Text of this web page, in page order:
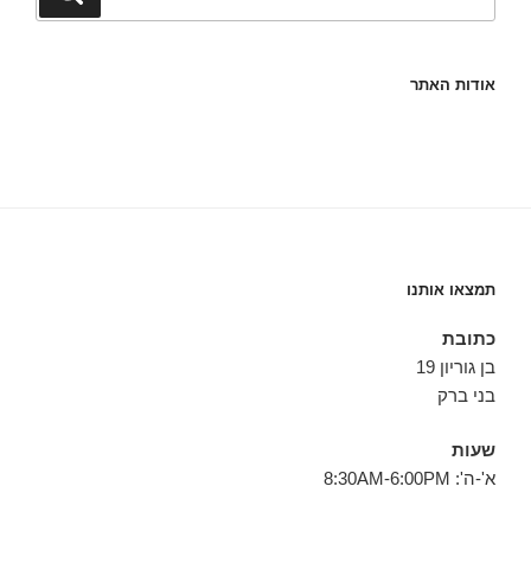
אודות האתר
תמצאו אותנו
כתובת
בן גוריון 19
בני ברק
שעות
א'-ה': 8:30AM-6:00PM